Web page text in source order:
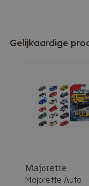
Gelijkaardige
Majorette
Majorette Auto